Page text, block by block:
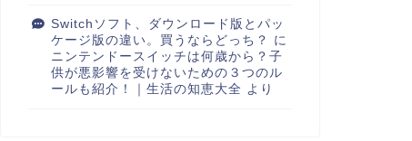
Switchソフト、ダウンロード版とパッ
ケージ版の違い。買うならどっち？
に
ニンテンドースイッチは何歳から？子
供が悪影響を受けないための３つのル
ールも紹介！｜生活の知恵大全 より